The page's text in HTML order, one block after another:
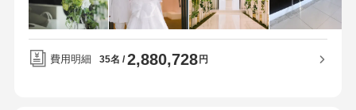
きましたが、本当に充実した時間でした。これからのご活躍
に決めました！スタッフさんの対応人柄を重視する方に本当に
ン茶コーラジンジャエール新横浜から歩いて10分以内。目立つ
ので、分かりやすく、近くにモールもあるのでら早く着いても
時間を潰せる。今回、サプライズ企画を式の2日前にお願いした
が、快く受け入れてくれ、とても親切な対応でした。食事や飲
ました。見積もりより少しランクを上げました。実際に試食を
行い、好みのコース料理をチョイスすることができました。見
た目も可愛く、男性にも満足いただけた量だったようです。新
横浜駅から5分以内で着きます。電車で来る場合はショッピング
費用明細 35名 2,880,728円